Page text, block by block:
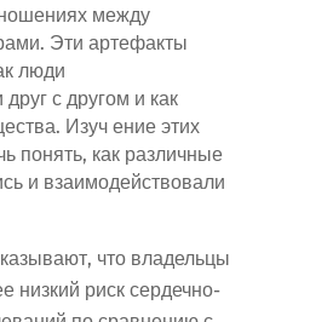
между
Эти артефакты
люди
с другом и как
Изуч ение этих
понять, как различные
и взаимодействовали
что владельцы
низкий риск сердечно-